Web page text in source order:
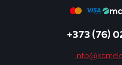
+373 (76)